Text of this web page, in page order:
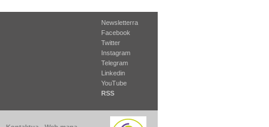
Newsletterra
Facebook
Twitter
Instagram
Telegram
Linkedin
YouTube
RSS